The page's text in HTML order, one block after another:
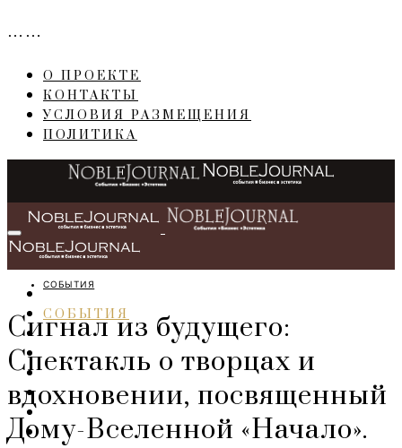
……
О ПРОЕКТЕ
КОНТАКТЫ
УСЛОВИЯ РАЗМЕЩЕНИЯ
ПОЛИТИКА
ГЛАВНАЯ
СОБЫТИЯ
БИЗНЕС
ПЕРСОНЫ
ИНТЕРЬЕР
LIFESTYLE
ART
СОБЫТИЯ
Сигнал из будущего:
Спектакль о творцах и
вдохновении, посвященный
Дому-Вселенной «Начало».